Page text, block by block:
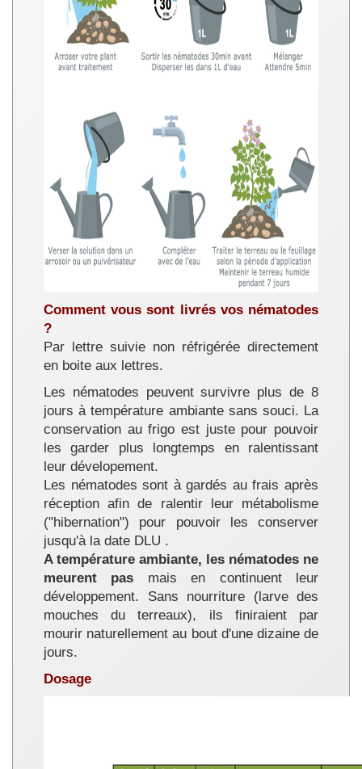
Comment vous sont livrés vos nématodes
?
Par lettre suivie non réfrigérée directement
en boite aux lettres.
Les nématodes peuvent survivre plus de 8
jours à température ambiante sans souci. La
conservation au frigo est juste pour pouvoir
les garder plus longtemps en ralentissant
leur dévelopement.
Les nématodes sont à gardés au frais après
réception afin de ralentir leur métabolisme
("hibernation") pour pouvoir les conserver
jusqu'à la date DLU .
A température ambiante, les nématodes ne
meurent pas mais en continuent leur
développement. Sans nourriture (larve des
mouches du terreaux), ils finiraient par
mourir naturellement au bout d'une dizaine de
jours.
Dosage